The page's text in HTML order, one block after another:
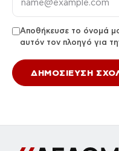
Αποθήκευσε το όνομά
αυτόν τον πλοηγό για